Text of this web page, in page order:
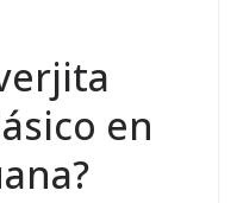
en